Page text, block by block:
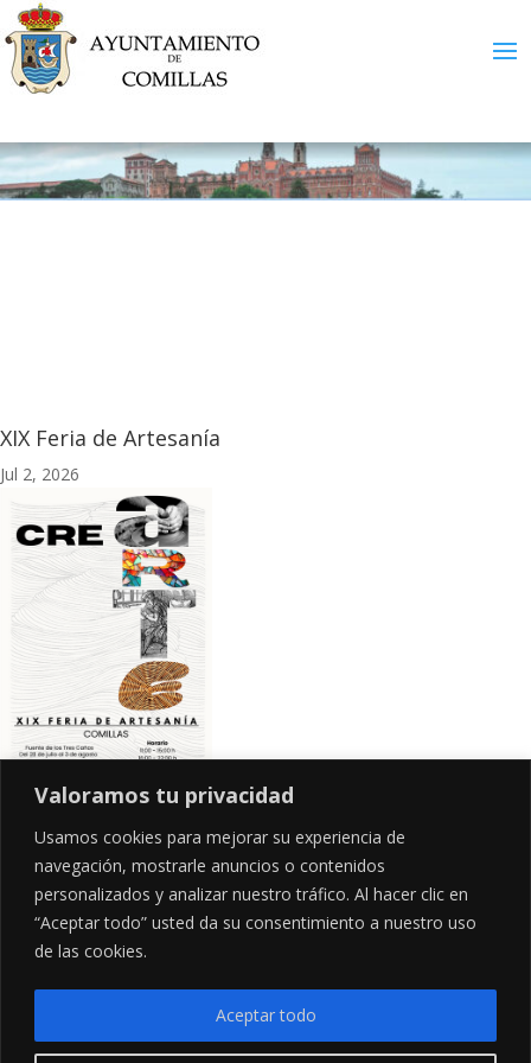
Valoramos tu privacidad
Usamos cookies para mejorar su experiencia de
navegación, mostrarle anuncios o contenidos
personalizados y analizar nuestro tráfico. Al hacer clic en
“Aceptar todo” usted da su consentimiento a nuestro uso
de las cookies.
Aceptar todo
XIX Feria de Artesanía
Jul 2, 2026